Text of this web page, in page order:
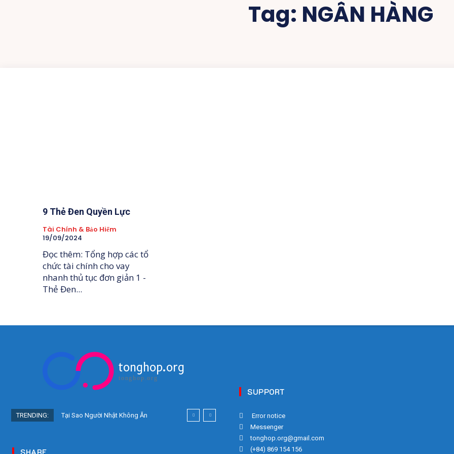
Tag: NGÂN HÀNG
9 Thẻ Đen Quyền Lực
Tài Chính & Bảo Hiểm
19/09/2024
Đọc thêm: Tổng hợp các tổ
chức tài chính cho vay
nhanh thủ tục đơn giản 1 -
Thẻ Đen...
tonghop.org
tonghop.org
TRENDING:
Tại Sao Người Nhật Không Ăn
SUPPORT
Error notice
Messenger
tonghop.org@gmail.com
(+84) 869 154 156